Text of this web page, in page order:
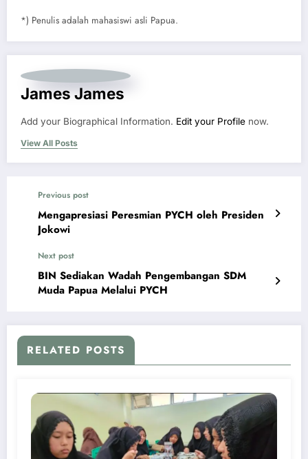
*) Penulis adalah mahasiswi asli Papua.
James James
Add your Biographical Information. Edit your Profile now.
View All Posts
Previous post
Mengapresiasi Peresmian PYCH oleh Presiden
Jokowi
Next post
BIN Sediakan Wadah Pengembangan SDM
Muda Papua Melalui PYCH
RELATED POSTS